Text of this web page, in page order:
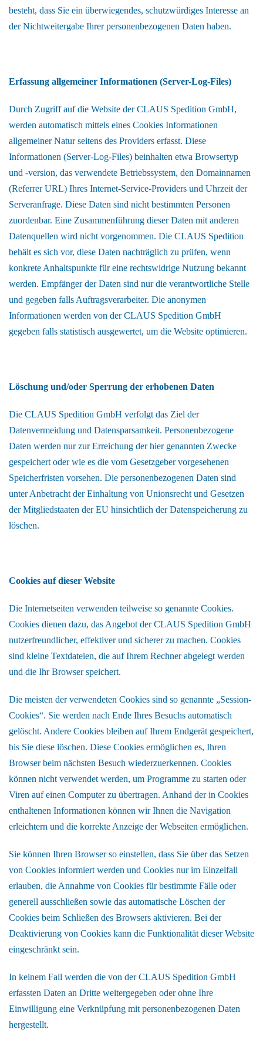
besteht, dass Sie ein überwiegendes, schutzwürdiges Interesse an
der Nichtweitergabe Ihrer personenbezogenen Daten haben.
Erfassung allgemeiner Informationen (Server-Log-Files)
Durch Zugriff auf die Website der CLAUS Spedition GmbH,
werden automatisch mittels eines Cookies Informationen
allgemeiner Natur seitens des Providers erfasst. Diese
Informationen (Server-Log-Files) beinhalten etwa Browsertyp
und -version, das verwendete Betriebssystem, den Domainnamen
(Referrer URL) Ihres Internet-Service-Providers und Uhrzeit der
Serveranfrage. Diese Daten sind nicht bestimmten Personen
zuordenbar. Eine Zusammenführung dieser Daten mit anderen
Datenquellen wird nicht vorgenommen. Die CLAUS Spedition
behält es sich vor, diese Daten nachträglich zu prüfen, wenn
konkrete Anhaltspunkte für eine rechtswidrige Nutzung bekannt
werden. Empfänger der Daten sind nur die verantwortliche Stelle
und gegeben falls Auftragsverarbeiter. Die anonymen
Informationen werden von der CLAUS Spedition GmbH
gegeben falls statistisch ausgewertet, um die Website optimieren.
Löschung und/oder Sperrung der erhobenen Daten
Die CLAUS Spedition GmbH verfolgt das Ziel der
Datenvermeidung und Datensparsamkeit. Personenbezogene
Daten werden nur zur Erreichung der hier genannten Zwecke
gespeichert oder wie es die vom Gesetzgeber vorgesehenen
Speicherfristen vorsehen. Die personenbezogenen Daten sind
unter Anbetracht der Einhaltung von Unionsrecht und Gesetzen
der Mitgliedstaaten der EU hinsichtlich der Datenspeicherung zu
löschen.
Cookies auf dieser Website
Die Internetseiten verwenden teilweise so genannte Cookies.
Cookies dienen dazu, das Angebot der CLAUS Spedition GmbH
nutzerfreundlicher, effektiver und sicherer zu machen. Cookies
sind kleine Textdateien, die auf Ihrem Rechner abgelegt werden
und die Ihr Browser speichert.
Die meisten der verwendeten Cookies sind so genannte „Session-
Cookies“. Sie werden nach Ende Ihres Besuchs automatisch
gelöscht. Andere Cookies bleiben auf Ihrem Endgerät gespeichert,
bis Sie diese löschen. Diese Cookies ermöglichen es, Ihren
Browser beim nächsten Besuch wiederzuerkennen. Cookies
können nicht verwendet werden, um Programme zu starten oder
Viren auf einen Computer zu übertragen. Anhand der in Cookies
enthaltenen Informationen können wir Ihnen die Navigation
erleichtern und die korrekte Anzeige der Webseiten ermöglichen.
Sie können Ihren Browser so einstellen, dass Sie über das Setzen
von Cookies informiert werden und Cookies nur im Einzelfall
erlauben, die Annahme von Cookies für bestimmte Fälle oder
generell ausschließen sowie das automatische Löschen der
Cookies beim Schließen des Browsers aktivieren. Bei der
Deaktivierung von Cookies kann die Funktionalität dieser Website
eingeschränkt sein.
In keinem Fall werden die von der CLAUS Spedition GmbH
erfassten Daten an Dritte weitergegeben oder ohne Ihre
Einwilligung eine Verknüpfung mit personenbezogenen Daten
hergestellt.